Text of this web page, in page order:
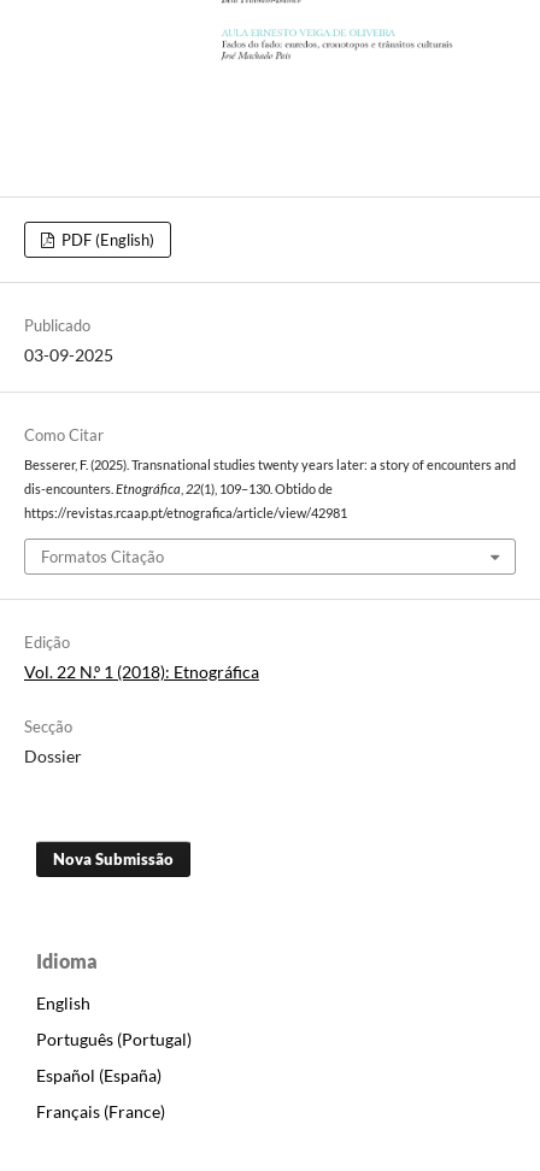
PDF (English)
Publicado
03-09-2025
Como Citar
Besserer, F. (2025). Transnational studies twenty years later: a story of encounters and
dis-encounters. Etnográfica 22(1), 109–130. Obtido de
https://revistas.rcaap.pt/etnografica/article/view/42981
Formatos Citação
Edição
Vol. 22 N.º 1 (2018): Etnográfica
Secção
Dossier
Nova Submissão
Idioma
English
Português (Portugal)
Español (España)
Français (France)